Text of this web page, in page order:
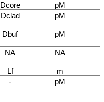
Dcore
pM
Dclad pM
Dbuf pM
NA NA
Lf
m
- pM